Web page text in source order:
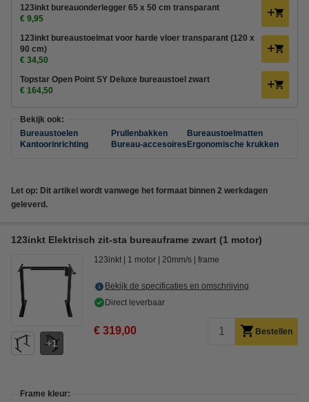
123inkt bureauonderlegger 65 x 50 cm transparant
€ 9,95
123inkt bureaustoelmat voor harde vloer transparant (120 x
90 cm)
€ 34,50
Topstar Open Point SY Deluxe bureaustoel zwart
€ 164,50
Bekijk ook:
Bureaustoelen
Prullenbakken
Bureaustoelmatten
Kantoorinrichting
Bureau-accesoires Ergonomische krukken
Let op: Dit artikel wordt vanwege het formaat binnen 2 werkdagen
geleverd.
123inkt Elektrisch zit-sta bureauframe zwart (1 motor)
1
123inkt 1 motor 20mm/s frame
Bekijk de specificaties en omschrijving
Direct leverbaar
€ 319,00 Bestellen
Frame kleur: